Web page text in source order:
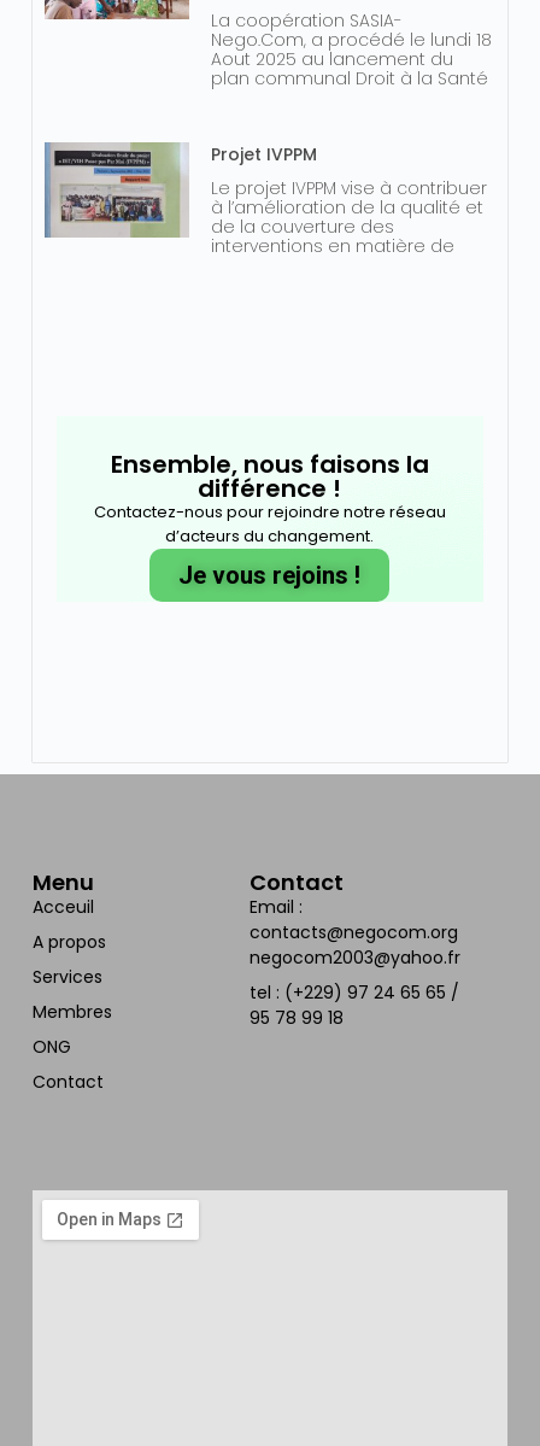
La coopération SASIA-
Nego.Com, a procédé le lundi 18
Aout 2025 au lancement du
plan communal Droit à la Santé
Projet IVPPM
Le projet IVPPM vise à contribuer
à l’amélioration de la qualité et
de la couverture des
interventions en matière de
Ensemble, nous faisons la
différence !
Contactez-nous pour rejoindre notre réseau
d’acteurs du changement.
Je vous rejoins !
Menu
Acceuil
A propos
Services
Membres
ONG
Contact
Contact
Email :
contacts@negocom.org
negocom2003@yahoo.fr
tel : (+229) 97 24 65 65 /
95 78 99 18